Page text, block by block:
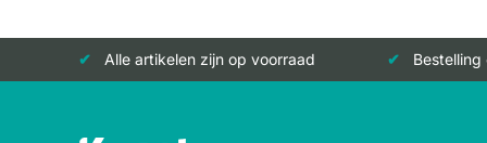
Alle artikelen zijn op voorraad